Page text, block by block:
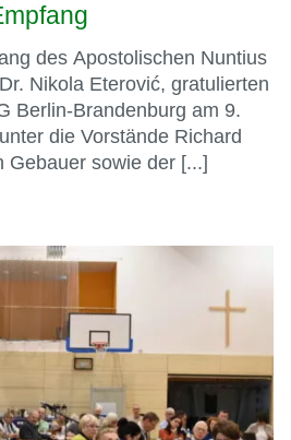
des Apostolischen Nuntius
Nikola Eterović, gratulierten
Berlin-Brandenburg am 9.
die Vorstände Richard
Gebauer sowie der [...]